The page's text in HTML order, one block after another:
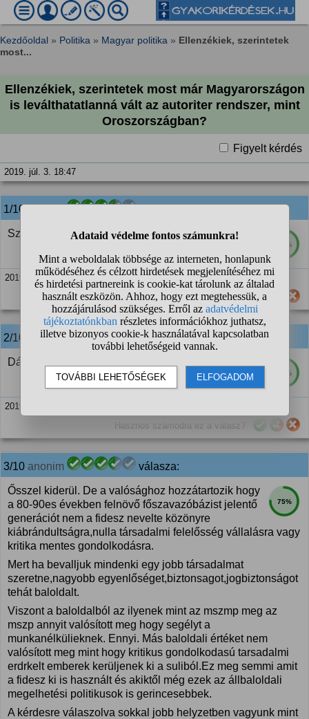
Kezdőoldal » Politika » Magyar politika » Ellenzékiek, szerintetek
most...
Ellenzékiek, szerintetek most már Magyarországon
is leválthatatlanná vált az autoriter rendszer, mint
Oroszországban?
Figyelt kérdés
2019. júl. 3. 18:47
1/10
68%
Szerintem még nem, de nem vagyunk messze tőle.
2019. júl. 3. 18:51
Hasznos számodra ez a válasz?
2/10 anonim válasza:
63%
Dá, dá.
2019. júl. 3. 19:12
Hasznos számodra ez a válasz?
3/10 anonim válasza:
75%
Ősszel kiderül. De a valósághoz hozzátartozik hogy
a 80-90es években felnövő főszavazóbázist jelentő
generációt nem a fidesz nevelte közönyre
kiábrándultságra,nulla társadalmi felelősség vállalásra vagy
kritika mentes gondolkodásra.
Mert ha bevalljuk mindenki egy jobb társadalmat
szeretne,nagyobb egyenlőséget,biztonsagot,jogbiztonságot
tehát baloldalt.
Viszont a baloldalból az ilyenek mint az mszmp meg az
mszp annyit valósított meg hogy segélyt a
munkanélkülieknek. Ennyi. Más baloldali értéket nem
valósított meg mint hogy kritikus gondolkodasú tarsadalmi
erdrkelt emberek kerüljenek ki a suliból.Ez meg semmi amit
a fidesz ki is használt és akiktől még ezek az állbaloldali
megelhetési politikusok is gerincesebbek.
A kérdesre válaszolva sokkal jobb helyzetben vagyunk mint